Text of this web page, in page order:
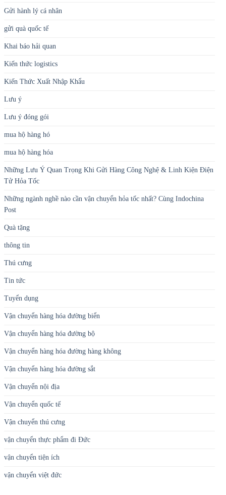
Gửi hành lý cá nhân
gửi quà quốc tế
Khai báo hải quan
Kiến thức logistics
Kiến Thức Xuất Nhập Khẩu
Lưu ý
Lưu ý đóng gói
mua hộ hàng hó
mua hộ hàng hóa
Những Lưu Ý Quan Trọng Khi Gửi Hàng Công Nghệ & Linh Kiện Điện
Tử Hỏa Tốc
Những ngành nghề nào cần vận chuyển hỏa tốc nhất? Cùng Indochina
Post
Quà tặng
thông tin
Thú cưng
Tin tức
Tuyển dụng
Vận chuyển hàng hóa đường biển
Vận chuyển hàng hóa đường bộ
Vận chuyển hàng hóa đường hàng không
Vận chuyển hàng hóa đường sắt
Vận chuyển nội địa
Vận chuyển quốc tế
Vận chuyển thú cưng
vận chuyển thực phẩm đi Đức
vận chuyển tiện ích
vận chuyển việt đức